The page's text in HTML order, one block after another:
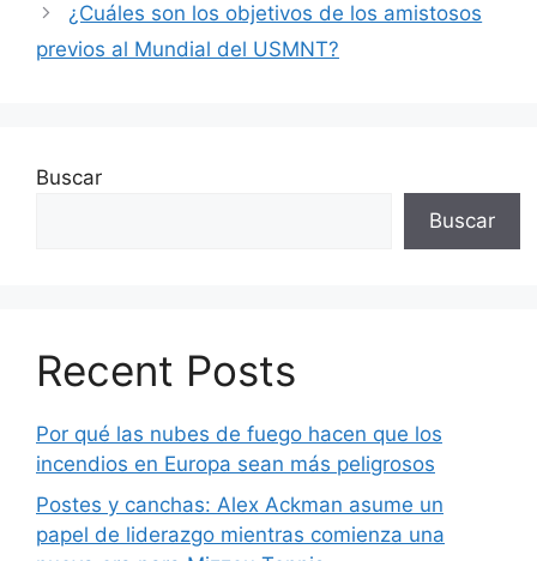
¿Cuáles son los objetivos de los amistosos
previos al Mundial del USMNT?
Buscar
Buscar
Recent Posts
Por qué las nubes de fuego hacen que los
incendios en Europa sean más peligrosos
Postes y canchas: Alex Ackman asume un
papel de liderazgo mientras comienza una